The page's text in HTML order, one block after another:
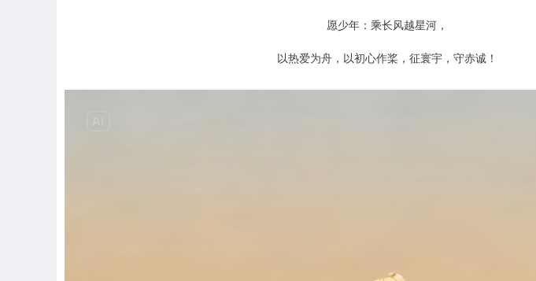
愿少年：乘长风越星河，
以热爱为舟，以初心作桨，征寰宇，守赤诚！